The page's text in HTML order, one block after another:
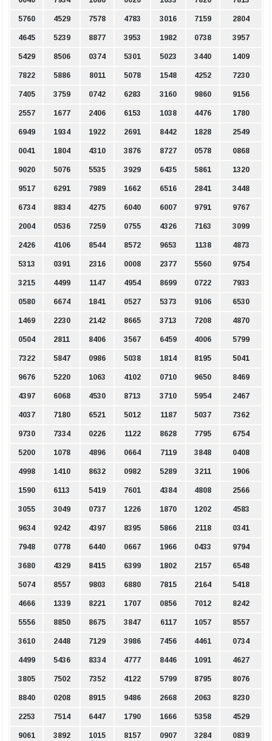
5760 4529 7578 4783 3016 7159 2804
4645 5239 8877 3953 1982 0738 3957
5429 8506 0374 5301 5023 3440 1409
7822 5886 8011 5078 1548 4252 7230
7405 3759 0742 6283 3160 9860 9156
2557 1677 2406 6153 1038 4476 1780
6949 1934 1922 2691 8442 1828 2549
0041 1804 4310 3876 8727 0578 0868
9020 5076 5535 3929 6435 5861 1320
9517 6291 7989 1662 6516 2841 3448
6734 8834 4275 6040 6007 9791 9767
2004 0536 7259 0755 4326 7163 3099
2426 4106 8544 8572 9653 1138 4873
5313 0391 2316 0008 2377 5560 9754
3215 4499 1147 4954 8699 0722 7933
0580 6674 1841 0527 5373 9106 6530
1469 2230 2142 8665 3713 7208 4870
0504 2811 8406 3567 6459 4006 5799
7322 5847 0986 5038 1814 8195 5041
9676 5220 1063 4102 0710 9650 8469
4397 6068 4530 8713 3710 5954 2467
4037 7180 6521 5012 1187 5037 7362
9730 7334 0226 1122 8628 7795 6754
5200 1078 4896 0664 7119 3848 0408
4998 1410 8632 0982 5289 3211 1906
1590 6113 5419 7601 4384 4808 2566
3055 3049 0737 1226 1870 1202 4583
9634 9242 4397 8395 5866 2118 0341
7948 0778 6440 0667 1966 0433 9794
3680 4329 8415 6399 1802 2157 6548
5074 8557 9803 6880 7815 2164 5418
4666 1339 8221 1707 0856 7012 8242
5556 8850 8675 3847 6117 1057 8557
3610 2448 7129 3986 7456 4461 0734
4499 5436 8334 4777 8446 1091 4627
3805 7502 7352 4122 5799 8795 8076
8840 0208 8915 9486 2668 2063 8230
2253 7514 6447 1790 1666 5358 4529
9061 3892 1015 8157 0907 3284 0839